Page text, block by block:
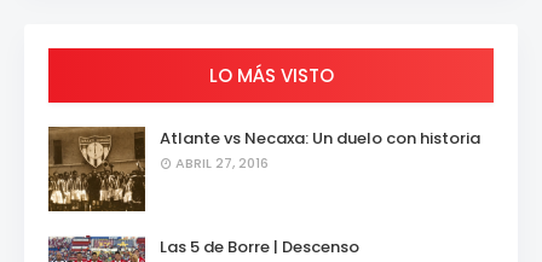
LO MÁS VISTO
Atlante vs Necaxa: Un duelo con historia
ABRIL 27, 2016
Las 5 de Borre | Descenso